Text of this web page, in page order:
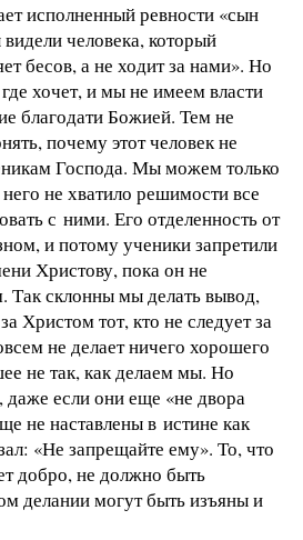
исполненный ревности «сын
человека, который
бесов, а не ходит за нами». Но
хочет, и мы не имеем власти
благодати Божией. Тем не
почему этот человек не
Господа. Мы можем только
не хватило решимости все
с ними. Его отделенность от
и потому ученики запретили
Христову, пока он не
Так склонны мы делать вывод,
Христом тот, кто не следует за
не делает ничего хорошего
не так, как делаем мы. Но
даже если они еще «не двора
не наставлены в истине как
«Не запрещайте ему». То, что
добро, не должно быть
делании могут быть изъяны и